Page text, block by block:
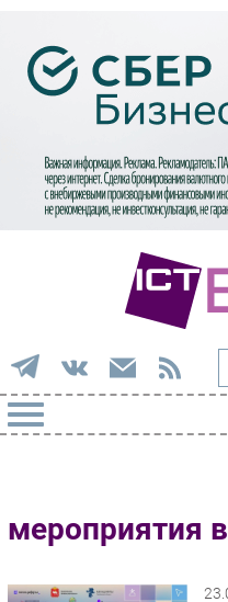
Импорто­замещение
Автоматизация
Интернет
мероприятия